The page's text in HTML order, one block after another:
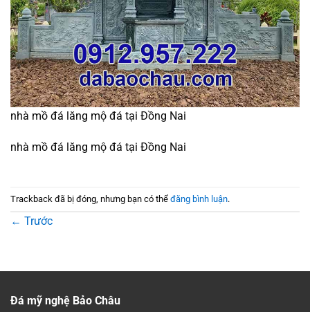
nhà mồ đá lăng mộ đá tại Đồng Nai
nhà mồ đá lăng mộ đá tại Đồng Nai
Trackback đã bị đóng, nhưng bạn có thể đăng bình luận.
← Trước
Đá mỹ nghệ Bảo Châu